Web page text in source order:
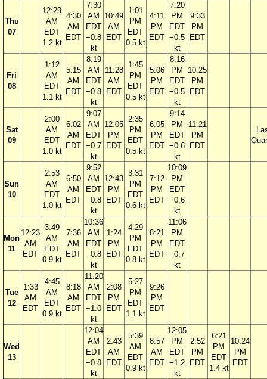
Thu
07
12:29
AM
EDT
1.2 kt
4:30
AM
EDT
7:30
AM
EDT
−0.8
kt
10:49
AM
EDT
1:01
PM
EDT
0.5 kt
4:11
PM
EDT
7:20
PM
EDT
−0.5
kt
9:33
PM
EDT
Fri
08
1:12
AM
EDT
1.1 kt
5:15
AM
EDT
8:19
AM
EDT
−0.8
kt
11:28
AM
EDT
1:45
PM
EDT
0.5 kt
5:06
PM
EDT
8:16
PM
EDT
−0.5
kt
10:25
PM
EDT
Sat
09
2:00
AM
EDT
1.0 kt
6:02
AM
EDT
9:07
AM
EDT
−0.7
kt
12:05
PM
EDT
2:35
PM
EDT
0.5 kt
6:05
PM
EDT
9:14
PM
EDT
−0.6
kt
11:21
PM
EDT
Sun
10
2:53
AM
EDT
1.0 kt
6:50
AM
EDT
9:52
AM
EDT
−0.8
kt
12:43
PM
EDT
3:31
PM
EDT
0.6 kt
7:12
PM
EDT
10:09
PM
EDT
−0.6
kt
Mon
11
12:23
AM
EDT
3:49
AM
EDT
0.9 kt
7:36
AM
EDT
10:36
AM
EDT
−0.8
kt
1:24
PM
EDT
4:29
PM
EDT
0.8 kt
8:21
PM
EDT
11:06
PM
EDT
−0.7
kt
Tue
12
1:33
AM
EDT
4:45
AM
EDT
0.9 kt
8:18
AM
EDT
11:20
AM
EDT
−1.0
kt
2:08
PM
EDT
5:27
PM
EDT
1.1 kt
9:26
PM
EDT
Wed
13
12:04
AM
EDT
−0.8
kt
2:43
AM
EDT
5:39
AM
EDT
0.9 kt
8:57
AM
EDT
12:05
PM
EDT
−1.2
kt
2:52
PM
EDT
6:21
PM
EDT
1.4 kt
10:24
PM
EDT